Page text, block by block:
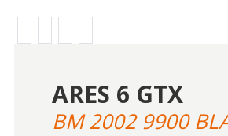
ARES 6 GTX
BM 2002 9900